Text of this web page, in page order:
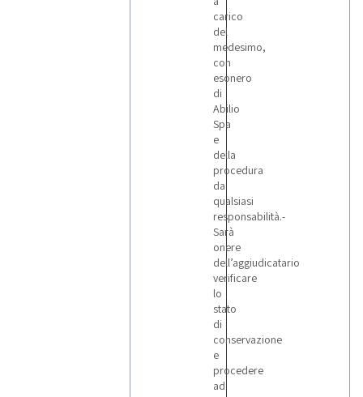
carico
del
medesimo,
con
esonero
di
Abilio
Spa
e
della
procedura
da
qualsiasi
responsabilità.-
Sarà
onere
dell’aggiudicatario
verificare
lo
stato
di
conservazione
e
procedere
ad